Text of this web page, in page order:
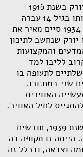
מאיר לוין נולד ברוצ'סטר שבמדינת ניו יורק בשנת 1916
למשפחה יהודית, שמואל ולאה לוין. בהיותו בגיל 14 עברה
המשפחה לברוקלין בעיר ניו יורק. בשנת 1934 סיים מאיר את
יורק שנחשב לתיכון
והמקצועות
לליבו למד
לתעופה בו
שני במחזורו.
האווירית
לחיל האוויר.
מאיר התגייס לחיל האוויר (של הצבא) בשנת 1939, חודשים
הייתה זו תקופה בה
וצבאה, ובכלל זה